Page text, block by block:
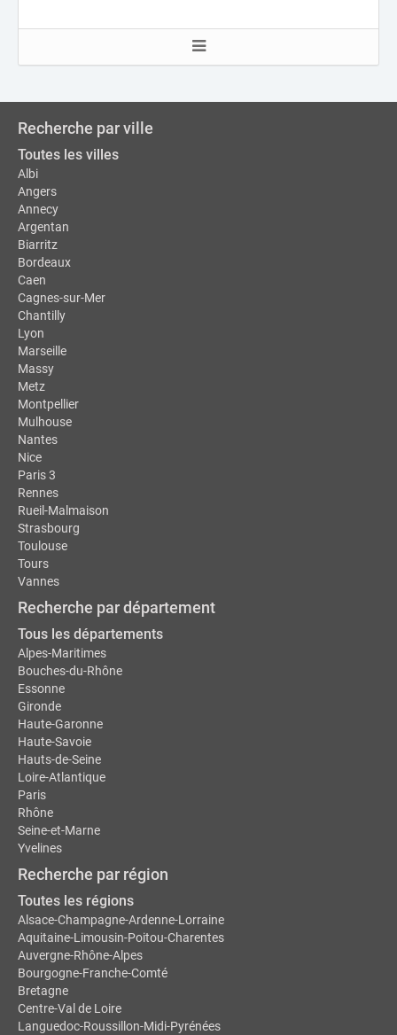
Recherche par ville
Toutes les villes
Albi
Angers
Annecy
Argentan
Biarritz
Bordeaux
Caen
Cagnes-sur-Mer
Chantilly
Lyon
Marseille
Massy
Metz
Montpellier
Mulhouse
Nantes
Nice
Paris 3
Rennes
Rueil-Malmaison
Strasbourg
Toulouse
Tours
Vannes
Recherche par département
Tous les départements
Alpes-Maritimes
Bouches-du-Rhône
Essonne
Gironde
Haute-Garonne
Haute-Savoie
Hauts-de-Seine
Loire-Atlantique
Paris
Rhône
Seine-et-Marne
Yvelines
Recherche par région
Toutes les régions
Alsace-Champagne-Ardenne-Lorraine
Aquitaine-Limousin-Poitou-Charentes
Auvergne-Rhône-Alpes
Bourgogne-Franche-Comté
Bretagne
Centre-Val de Loire
Languedoc-Roussillon-Midi-Pyrénées